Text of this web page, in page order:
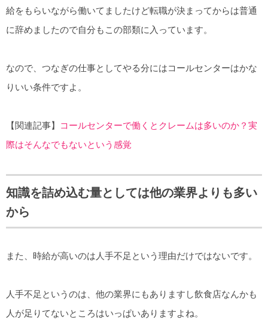
給をもらいながら働いてましたけど転職が決まってからは普通
に辞めましたので自分もこの部類に入っています。
なので、つなぎの仕事としてやる分にはコールセンターはかな
りいい条件ですよ。
【関連記事】
コールセンターで働くとクレームは多いのか？実
際はそんなでもないという感覚
知識を詰め込む量としては他の業界よりも多い
から
また、時給が高いのは人手不足という理由だけではないです。
人手不足というのは、他の業界にもありますし飲食店なんかも
人が足りてないところはいっぱいありますよね。